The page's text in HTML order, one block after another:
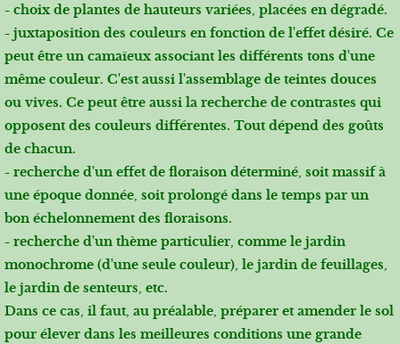
- choix de plantes de hauteurs variées, placées en dégradé.
- juxtaposition des couleurs en fonction de l'effet désiré. Ce
peut être un camaïeux associant les différents tons d'une
même couleur. C'est aussi l'assemblage de teintes douces
ou vives. Ce peut être aussi la recherche de contrastes qui
opposent des couleurs différentes. Tout dépend des goûts
de chacun.
- recherche d'un effet de floraison déterminé, soit massif à
une époque donnée, soit prolongé dans le temps par un
bon échelonnement des floraisons.
- recherche d'un thème particulier, comme le jardin
monochrome (d'une seule couleur), le jardin de feuillages,
le jardin de senteurs, etc.
Dans ce cas, il faut, au préalable, préparer et amender le sol
pour élever dans les meilleures conditions une grande